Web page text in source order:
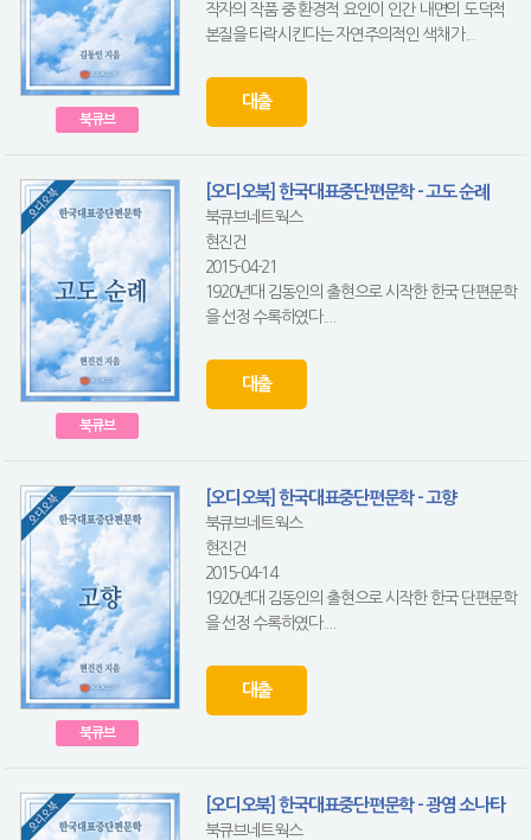
북큐브
작자의 작품 중 환경적 요인이 인간 내면의 도덕적
본질을 타락시킨다는 자연주의적인 색채가...
대출
북큐브
[오디오북] 한국대표중단편문학 - 고도 순례
북큐브네트웍스
현진건
2015-04-21
1920년대 김동인의 출현으로 시작한 한국 단편문학
을 선정 수록하였다....
대출
북큐브
[오디오북] 한국대표중단편문학 - 고향
북큐브네트웍스
현진건
2015-04-14
1920년대 김동인의 출현으로 시작한 한국 단편문학
을 선정 수록하였다....
대출
[오디오북] 한국대표중단편문학 - 광염 소나타
북큐브네트웍스